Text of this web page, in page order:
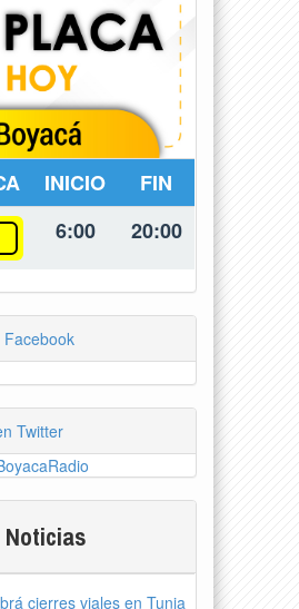
INICIO FIN
6:00 20:00
Twitter
cierres viales en Tunja